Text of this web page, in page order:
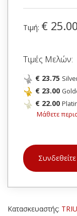
Τιμή: € 25.00
Τιμές Μελών:
€ 23.75
€ 23.00
€ 22.00
Μάθετε
Κατασκευαστής: